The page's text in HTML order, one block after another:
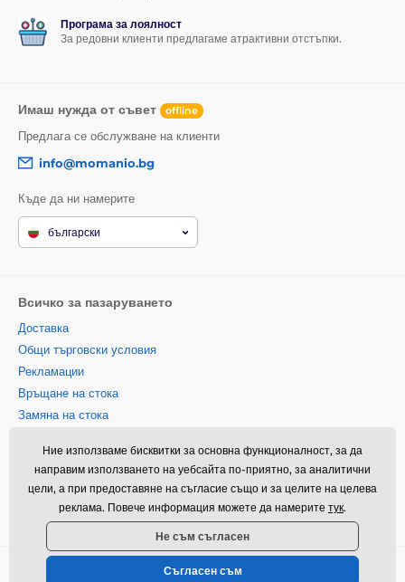
Програма за лоялност
За редовни клиенти предлагаме атрактивни отстъпки.
Имаш нужда от съвет offline
Предлага се обслужване на клиенти
info@momanio.bg
Къде да ни намерите
български
Всичко за пазаруването
Доставка
Общи търговски условия
Рекламации
Връщане на стока
Замяна на стока
бисквитки
Информация за контакт
Информация за обработването
на лични данни
© 2026 www.momanio.bg ⦁ Техническо решение
Ние използваме бисквитки за основна функционалност, за да
направим използването на уебсайта по-приятно, за аналитични
цели, а при предоставяне на съгласие също и за целите на целева
реклама. Повече информация можете да намерите тук.
Не съм съгласен
Съгласен съм